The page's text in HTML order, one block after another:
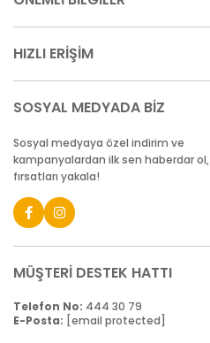
HIZLI ERİŞİM
SOSYAL MEDYADA BİZ
Sosyal medyaya özel indirim ve
kampanyalardan ilk sen haberdar ol,
fırsatları yakala!
MÜŞTERİ DESTEK HATTI
Telefon No: 444 30 79
E-Posta: [email protected]